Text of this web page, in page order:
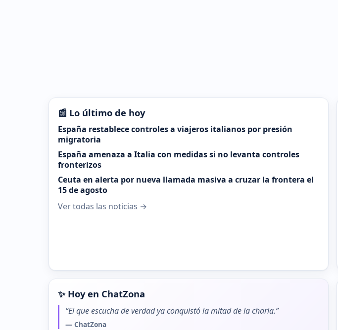
📰 Lo último de hoy
España restablece controles a viajeros italianos por presión
migratoria
España amenaza a Italia con medidas si no levanta controles
fronterizos
Ceuta en alerta por nueva llamada masiva a cruzar la frontera el
15 de agosto
Ver todas las noticias →
✨ Hoy en ChatZona
“El que escucha de verdad ya conquistó la mitad de la charla.”
— ChatZona